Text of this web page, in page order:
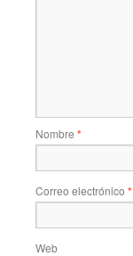
Nombre *
Correo electrónico *
Web